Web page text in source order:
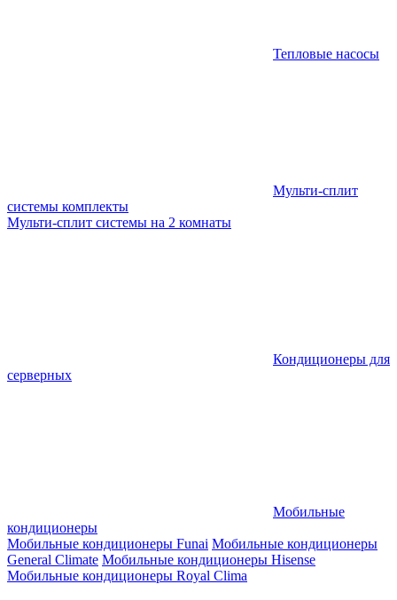
Тепловые насосы
Мульти-сплит
системы комплекты
Мульти-сплит системы на 2 комнаты
Кондиционеры для
серверных
Мобильные
кондиционеры
Мобильные кондиционеры Funai Мобильные кондиционеры
General Climate Мобильные кондиционеры Hisense
Мобильные кондиционеры Royal Clima